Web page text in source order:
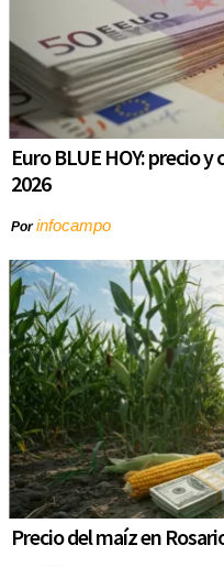
Euro BLUE HOY: precio
2026
Porinfocampo
Precio del maíz en